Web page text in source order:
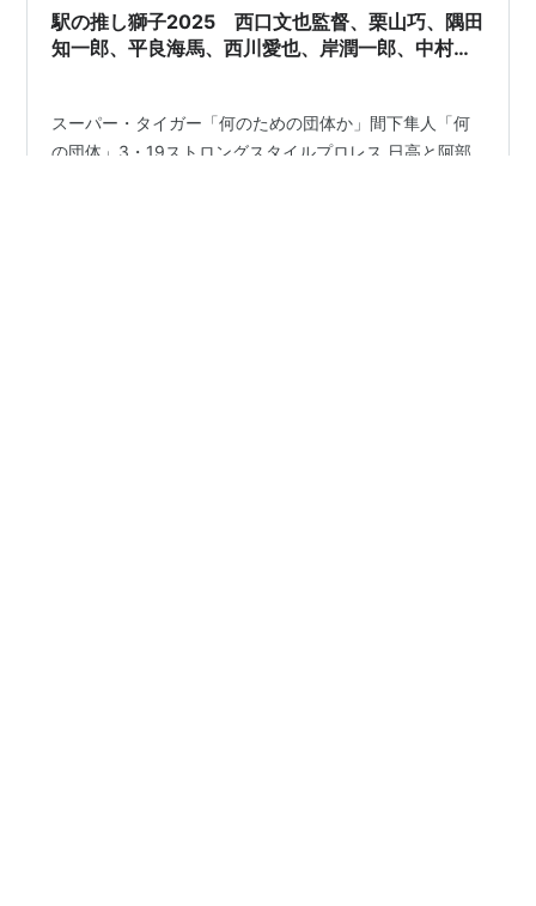
チャー気質。 得点機が9…
駅の推し獅子2025 西口文也監督、栗山巧、隅田
知一郎、平良海馬、西川愛也、岸潤一郎、中村裕